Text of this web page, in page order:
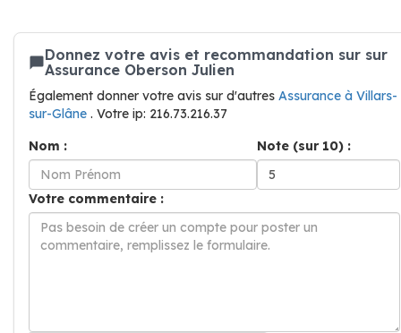
Donnez votre avis et recommandation sur sur
Assurance Oberson Julien
Également donner votre avis sur d'autres Assurance à Villars-
sur-Glâne . Votre ip: 216.73.216.37
Nom :
Note (sur 10) :
Votre commentaire :